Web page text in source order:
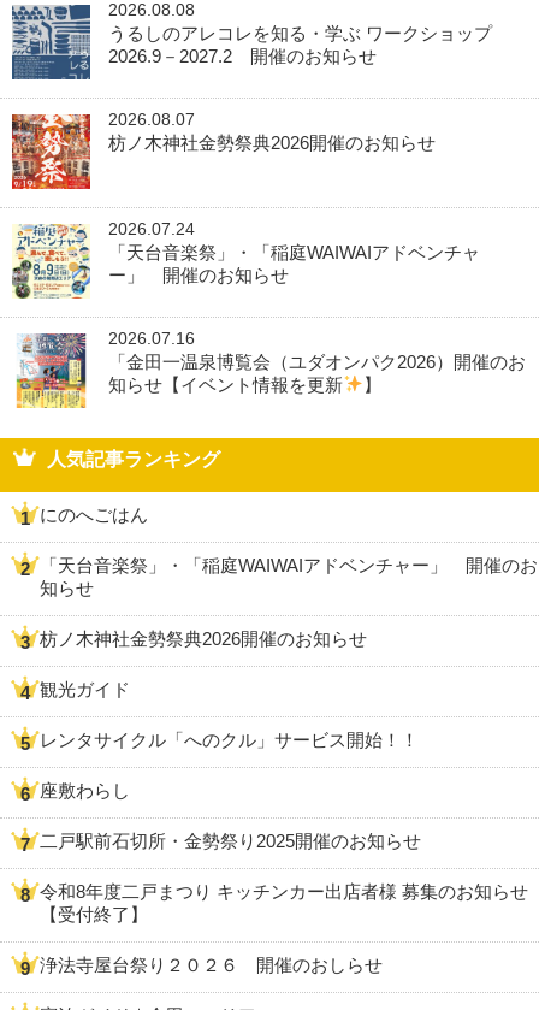
2026.08.08
うるしのアレコレを知る・学ぶ ワークショップ
2026.9－2027.2 開催のお知らせ
2026.08.07
枋ノ木神社金勢祭典2026開催のお知らせ
2026.07.24
「天台音楽祭」・「稲庭WAIWAIアドベンチャ
ー」 開催のお知らせ
2026.07.16
「金田一温泉博覧会（ユダオンパク2026）開催のお
知らせ【イベント情報を更新
】
人気記事ランキング
にのへごはん
「天台音楽祭」・「稲庭WAIWAIアドベンチャー」 開催のお
知らせ
枋ノ木神社金勢祭典2026開催のお知らせ
観光ガイド
レンタサイクル「へのクル」サービス開始！！
座敷わらし
二戸駅前石切所・金勢祭り2025開催のお知らせ
令和8年度二戸まつり キッチンカー出店者様 募集のお知らせ
【受付終了】
浄法寺屋台祭り２０２６ 開催のおしらせ